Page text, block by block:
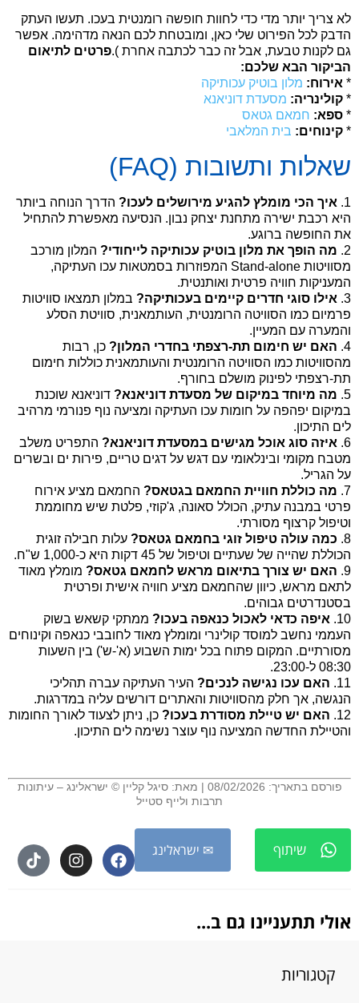
לא צריך יותר מדי כדי לחוות חופשה רומנטית בעכו. תעשו העתק
הדבק לכל הפירוט שלי כאן, ומובטחת לכם הנאה מדהימה. אפשר
גם לקנות טבעת, אבל זה כבר לכתבה אחרת ).פרטים לתיאום
הביקור הבא שלכם:
* אירוח: מלון בוטיק עכותיקה
* קולינריה: מסעדת דוניאנא
* ספא: חמאם גטאס
* קינוחים: בית המלאבי
שאלות ותשובות (FAQ)
1. איך הכי מומלץ להגיע מירושלים לעכו? הדרך הנוחה ביותר
היא רכבת ישירה מתחנת יצחק נבון. הנסיעה מאפשרת להתחיל
את החופשה ברוגע.
2. מה הופך את מלון בוטיק עכותיקה לייחודי? המלון מורכב
מסוויטות Stand-alone המפוזרות בסמטאות עכו העתיקה,
המעניקות חוויה פרטית ואותנטית.
3. אילו סוגי חדרים קיימים בעכותיקה? במלון תמצאו סוויטות
פרמיום כמו הסוויטה הרומנטית, העותמאנית, סוויטת הסלע
והמערה עם המעיין.
4. האם יש חימום תת-רצפתי בחדרי המלון? כן, רבות
מהסוויטות כמו הסוויטה הרומנטית והעותמאנית כוללות חימום
תת-רצפתי לפינוק מושלם בחורף.
5. מה מיוחד במיקום של מסעדת דוניאנא? דוניאנא שוכנת
במיקום יפהפה על חומות עכו העתיקה ומציעה נוף פנורמי מרהיב
לים התיכון.
6. איזה סוג אוכל מגישים במסעדת דוניאנא? התפריט משלב
מטבח מקומי ובינלאומי עם דגש על דגים טריים, פירות ים ובשרים
על הגריל.
7. מה כוללת חוויית החמאם בגטאס? החמאם מציע אירוח
פרטי במבנה עתיק, הכולל סאונה, ג'קוזי, פלטת שיש מחוממת
וטיפול קרצוף מסורתי.
8. כמה עולה טיפול זוגי בחמאם גטאס? עלות חבילה זוגית
הכוללת שהייה של שעתיים וטיפול של 45 דקות היא כ-1,000 ש"ח.
9. האם יש צורך בתיאום מראש לחמאם גטאס? מומלץ מאוד
לתאם מראש, כיוון שהחמאם מציע חוויה אישית ופרטית
בסטנדרטים גבוהים.
10. איפה כדאי לאכול כנאפה בעכו? ממתקי קשאש בשוק
העממי נחשב למוסד קולינרי ומומלץ מאוד לחובבי כנאפה וקינוחים
מסורתיים. המקום פתוח בכל ימות השבוע (א'-ש') בין השעות
08:30 ל-23:00.
11. האם עכו נגישה לנכים? העיר העתיקה עברה תהליכי
הנגשה, אך חלק מהסוויטות והאתרים דורשים עליה במדרגות.
12. האם יש טיילת מסודרת בעכו? כן, ניתן לצעוד לאורך החומות
והטיילת החדשה המציעה נוף עוצר נשימה לים התיכון.
פורסם בתאריך: 08/02/2026 | מאת: סיגל קליין © ישראלינג – עיתונות
תרבות ולייף סטייל
שיתוף ✉ ישראלינג
אולי תתעניינו גם ב...
קטגוריות